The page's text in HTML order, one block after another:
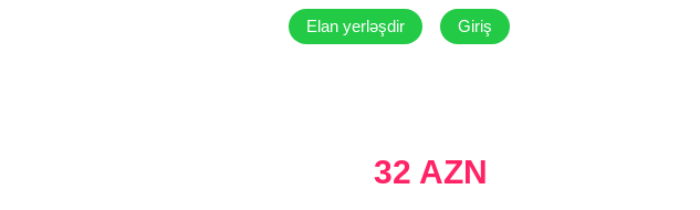
Elan yerləşdir Giriş
32 AZN